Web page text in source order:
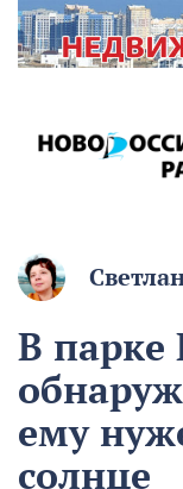
В парке
ему
солнце